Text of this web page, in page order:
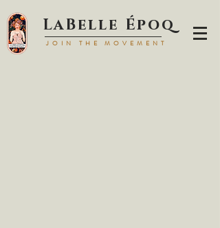
LaBelle Époq
JOIN TH E MOVEMENT